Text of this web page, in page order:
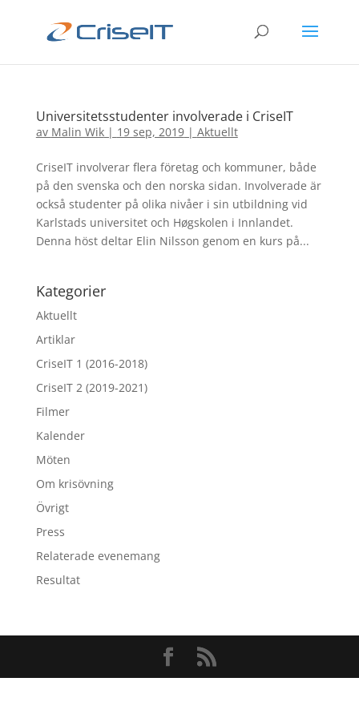
Universitetsstudenter involverade i CriseIT
av Malin Wik| 19 sep, 2019| Aktuellt
CriseIT involverar flera företag och kommuner, både
på den svenska och den norska sidan. Involverade är
också studenter på olika nivåer i sin utbildning vid
Karlstads universitet och Høgskolen i Innlandet.
Denna höst deltar Elin Nilsson genom en kurs på...
Kategorier
Aktuellt
Artiklar
CriseIT 1 (2016-2018)
CriseIT 2 (2019-2021)
Filmer
Kalender
Möten
Om krisövning
Övrigt
Press
Relaterade evenemang
Resultat